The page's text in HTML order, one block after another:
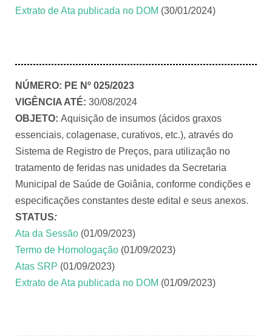
Extrato de Ata publicada no DOM (30/01/2024)
NÚMERO: PE Nº 025/2023
VIGÊNCIA ATÉ: 30/08/2024
OBJETO: Aquisição de insumos (ácidos graxos
essenciais, colagenase, curativos, etc.), através do
Sistema de Registro de Preços, para utilização no
tratamento de feridas nas unidades da Secretaria
Municipal de Saúde de Goiânia, conforme condições e
especificações constantes deste edital e seus anexos.
STATUS:
Ata da Sessão (01/09/2023)
Termo de Homologação (01/09/2023)
Atas SRP (01/09/2023)
Extrato de Ata publicada no DOM (01/09/2023)